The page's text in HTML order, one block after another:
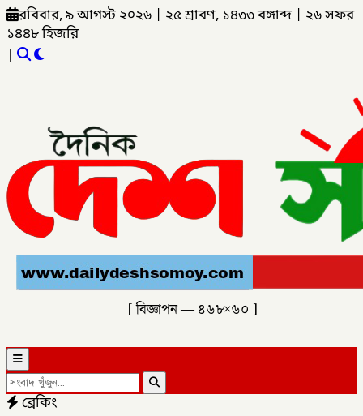
রবিবার, ৯ আগস্ট ২০২৬ ২৫ শ্রাবণ, ১৪৩৩ বঙ্গাব্দ
২৬ সফর
১৪৪৮ হিজরি
|
[ বিজ্ঞাপন — ৪৬৮×৬০ ]
ব্রেকিং